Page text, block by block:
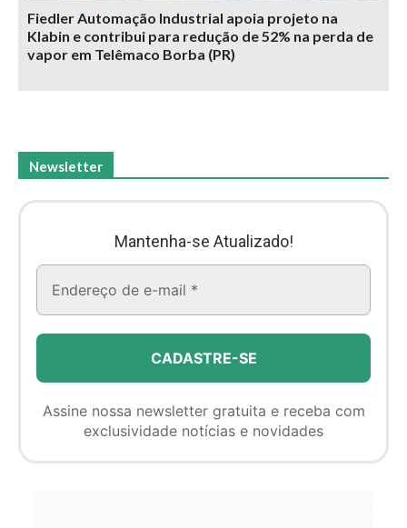
Fiedler Automação Industrial apoia projeto na
Klabin e contribui para redução de 52% na perda de
vapor em Telêmaco Borba (PR)
Newsletter
Mantenha-se Atualizado!
Assine nossa newsletter gratuita e receba com
exclusividade notícias e novidades